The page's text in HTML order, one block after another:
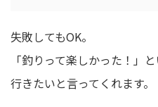
失敗してもOK。
「釣りって楽しかった！」
行きたいと言ってくれます。